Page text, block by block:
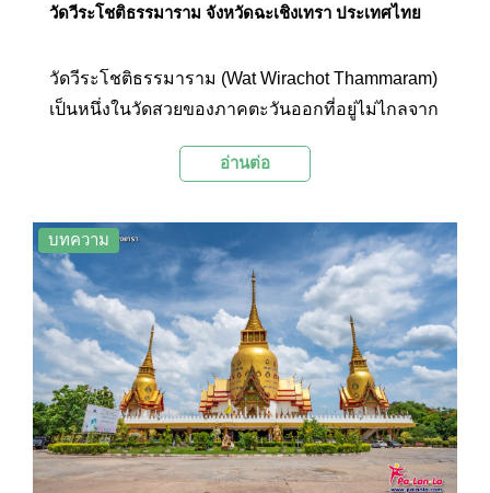
วัดวีระโชติธรรมาราม จังหวัดฉะเชิงเทรา ประเทศไทย
วัดวีระโชติธรรมาราม (Wat Wirachot Thammaram)
เป็นหนึ่งในวัดสวยของภาคตะวันออกที่อยู่ไม่ไกลจาก
ตกแต่งอย่างสวยงาม และมีพระพุทธรูปหลายองค์ โด
ภายนอกประดับด้วยแก้วซึ่งมีความสวยงามแปลกตา
โดยในทุกๆ วันจะมีพุทธศาสนิกชนและนักท่องเที่ยว
จำนวนมากเดินทางมาสักการะสิ่งศักดิ์สิทธิ์ และเที่ยว
ชมความงดงามของวัดแห่งนี้ ที่นี่จึงเป็นหนึ่งในสถาน
ที่ท่องเที่ยวยอดนิยมของจังหวัดฉะเชิงเทราที่ไม่ควร
พลาดชม
อ่านต่อ
บทความ